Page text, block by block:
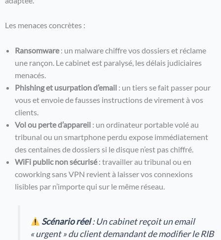
Les menaces concrètes :
Ransomware: un malware chiffre vos dossiers et réclame
une rançon. Le cabinet est paralysé, les délais judiciaires
menacés.
Phishing et usurpation d’email : un tiers se fait passer pour
vous et envoie de fausses instructions de virement à vos
clients.
Vol ou perte d’appareil : un ordinateur portable volé au
tribunal ou un smartphone perdu expose immédiatement
des centaines de dossiers si le disque n’est pas chiffré.
WiFi public non sécurisé: travailler au tribunal ou en
coworking sans VPN revient à laisser vos connexions
lisibles par n’importe qui sur le même réseau.
Scénario réel: Un cabinet reçoit un email
« urgent » du client demandant de modifier le RIB